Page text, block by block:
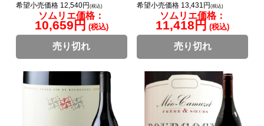
希望小売価格 12,540円 (税込)
ソムリエ価格：
10,659円 (税込)
売り切れ
希望小売価格 13,431円(税込)
ソムリエ価格：
11,418円 (税込)
売り切れ